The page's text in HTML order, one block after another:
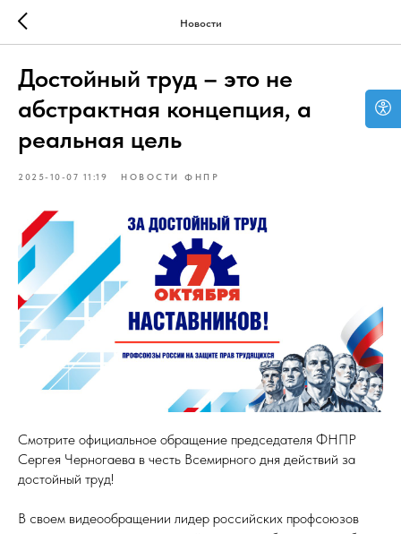
Новости
Достойный труд – это не
абстрактная концепция, а
реальная цель
2025-10-07 11:19 НОВОСТИ ФНПР
Смотрите официальное обращение председателя ФНПР
Сергея Черногаева в честь Всемирного дня действий за
достойный труд!
В своем видеообращении лидер российских профсоюзов